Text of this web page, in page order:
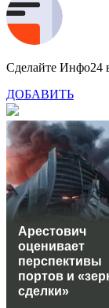
Сделайте Инфо24
ДОБАВИТЬ
Арестович
оценивает
перспективы
портов и
сделки»